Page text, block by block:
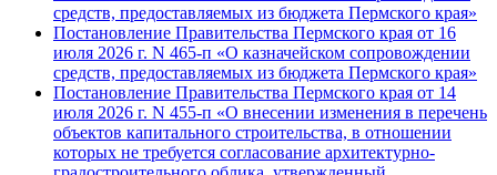
средств, предоставляемых из бюджета Пермского края»
Постановление Правительства Пермского края от 16
июля 2026 г. N 465-п «О казначейском сопровождении
средств, предоставляемых из бюджета Пермского края»
Постановление Правительства Пермского края от 14
июля 2026 г. N 455-п «О внесении изменения в перечень
объектов капитального строительства, в отношении
которых не требуется согласование архитектурно-